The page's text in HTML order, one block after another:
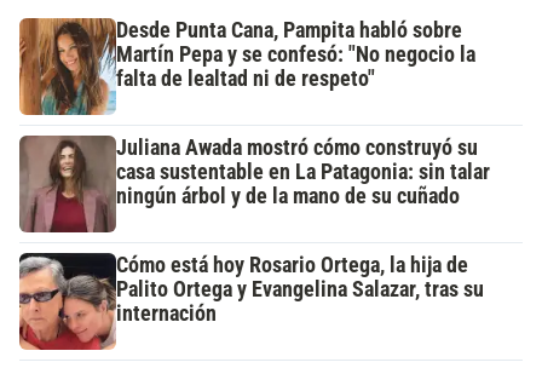
Desde Punta Cana, Pampita habló sobre
Martín Pepa y se confesó: "No negocio la
falta de lealtad ni de respeto"
Juliana Awada mostró cómo construyó su
casa sustentable en La Patagonia: sin talar
ningún árbol y de la mano de su cuñado
Cómo está hoy Rosario Ortega, la hija de
Palito Ortega y Evangelina Salazar, tras su
internación